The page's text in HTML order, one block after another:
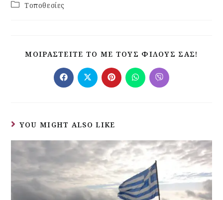
Τοποθεσίες
ΜΟΙΡΑΣΤΕΊΤΕ ΤΟ ΜΕ ΤΟΥΣ ΦΊΛΟΥΣ ΣΑΣ!
YOU MIGHT ALSO LIKE